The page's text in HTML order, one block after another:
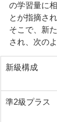
の学習量に
とが指摘さ
そこで、新
され、次の
新級構成
準2級プラス